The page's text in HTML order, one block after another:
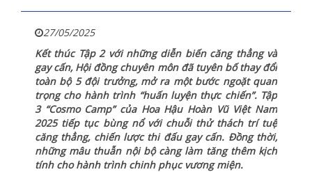
27/05/2025
Kết thúc Tập 2 với những diễn biến căng thẳng và
gay cấn, Hội đồng chuyên môn đã tuyên bố thay đổi
toàn bộ 5 đội trưởng, mở ra một bước ngoặt quan
trọng cho hành trình “huấn luyện thực chiến”. Tập
3 “Cosmo Camp” của Hoa Hậu Hoàn Vũ Việt Nam
2025 tiếp tục bùng nổ với chuỗi thử thách trí tuệ
căng thẳng, chiến lược thi đấu gay cấn. Đồng thời,
những mâu thuẫn nội bộ càng làm tăng thêm kịch
tính cho hành trình chinh phục vương miện.